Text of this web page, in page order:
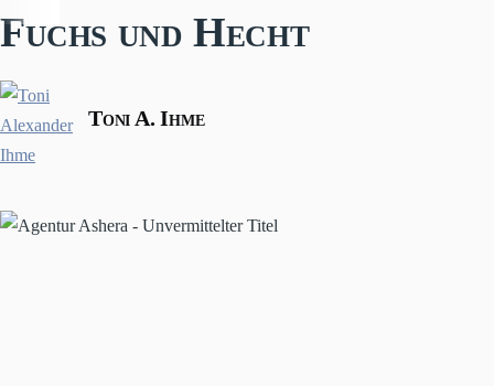
Fuchs und Hecht
Toni A. Ihme